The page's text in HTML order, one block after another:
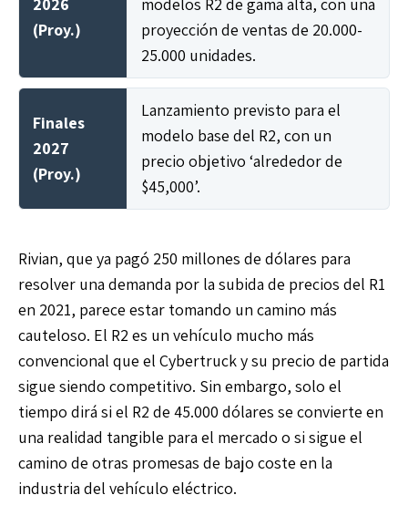
(Proy.)
proyección de ventas de 20.000-
25.000 unidades.
Finales
2027
(Proy.)
Lanzamiento previsto para el
modelo base del R2, con un
precio objetivo ‘alrededor de
$45,000’.
Rivian, que ya pagó 250 millones de dólares para
resolver una demanda por la subida de precios del R1
en 2021, parece estar tomando un camino más
cauteloso. El R2 es un vehículo mucho más
convencional que el Cybertruck y su precio de partida
sigue siendo competitivo. Sin embargo, solo el
tiempo dirá si el R2 de 45.000 dólares se convierte en
una realidad tangible para el mercado o si sigue el
camino de otras promesas de bajo coste en la
industria del vehículo eléctrico.